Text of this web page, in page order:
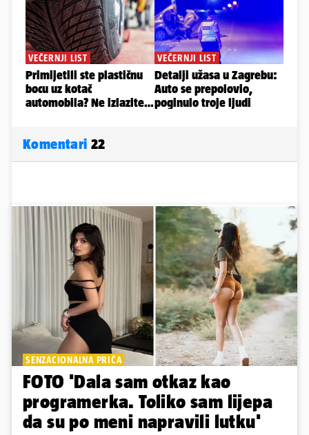
Komentari 22
SENZACIONALNA PRIČA
FOTO 'Dala sam otkaz kao
programerka. Toliko sam lijepa
da su po meni napravili lutku'